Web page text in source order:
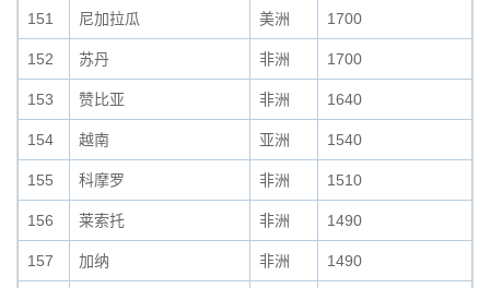
151 尼加拉瓜 美洲 1700
152 苏丹 非洲 1700
153 赞比亚 非洲 1640
154 越南 亚洲 1540
155 科摩罗 非洲 1510
156 莱索托 非洲 1490
157 加纳 非洲 1490